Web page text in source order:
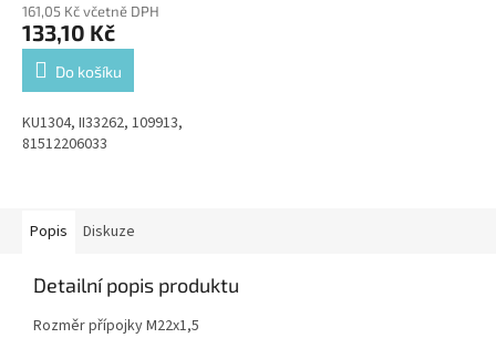
161,05 Kč včetně DPH
133,10 Kč
Do košíku
KU1304, II33262, 109913,
81512206033
Popis Diskuze
Detailní popis produktu
Rozměr přípojky M22x1,5